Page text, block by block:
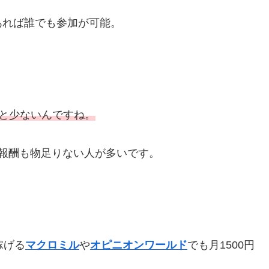
ば誰でも参加が可能。
少ないんですね。
も物足りない人が多いです。
げるマクロミルやオピニオンワールドでも月1500円